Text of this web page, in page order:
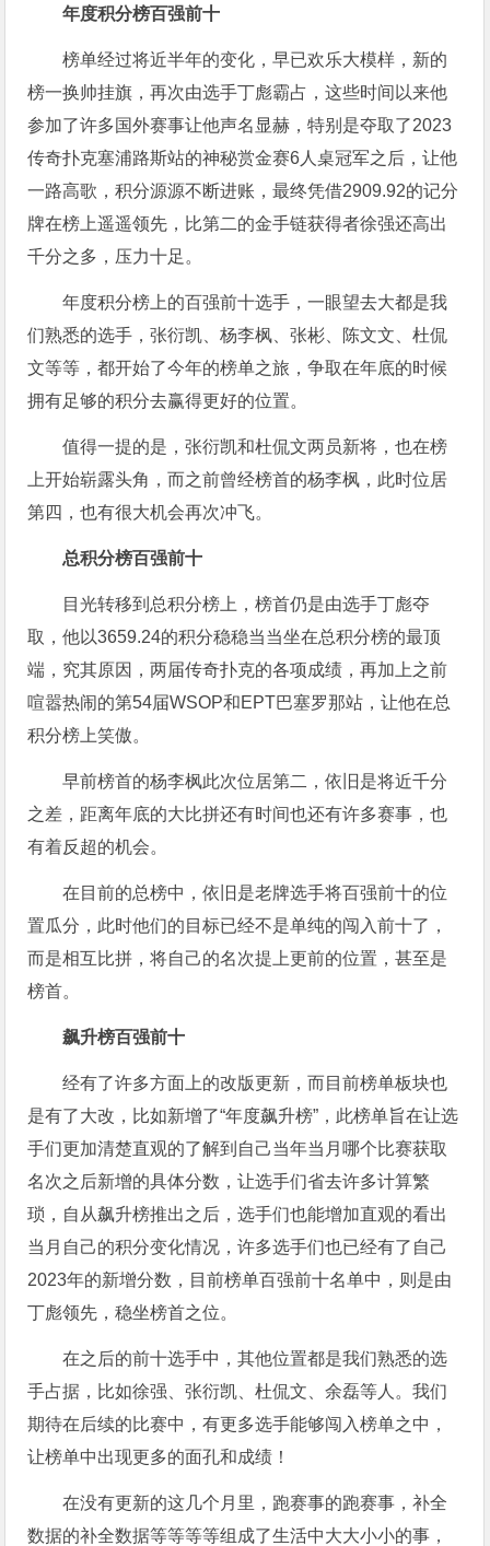
年度积分榜百强前十
榜单经过将近半年的变化，早已欢乐大模样，新的
榜一换帅挂旗，再次由选手丁彪霸占，这些时间以来他
参加了许多国外赛事让他声名显赫，特别是夺取了2023
传奇扑克塞浦路斯站的神秘赏金赛6人桌冠军之后，让他
一路高歌，积分源源不断进账，最终凭借2909.92的记分
牌在榜上遥遥领先，比第二的金手链获得者徐强还高出
千分之多，压力十足。
年度积分榜上的百强前十选手，一眼望去大都是我
们熟悉的选手，张衍凯、杨李枫、张彬、陈文文、杜侃
文等等，都开始了今年的榜单之旅，争取在年底的时候
拥有足够的积分去赢得更好的位置。
值得一提的是，张衍凯和杜侃文两员新将，也在榜
上开始崭露头角，而之前曾经榜首的杨李枫，此时位居
第四，也有很大机会再次冲飞。
总积分榜百强前十
目光转移到总积分榜上，榜首仍是由选手丁彪夺
取，他以3659.24的积分稳稳当当坐在总积分榜的最顶
端，究其原因，两届传奇扑克的各项成绩，再加上之前
喧嚣热闹的第54届WSOP和EPT巴塞罗那站，让他在总
积分榜上笑傲。
早前榜首的杨李枫此次位居第二，依旧是将近千分
之差，距离年底的大比拼还有时间也还有许多赛事，也
有着反超的机会。
在目前的总榜中，依旧是老牌选手将百强前十的位
置瓜分，此时他们的目标已经不是单纯的闯入前十了，
而是相互比拼，将自己的名次提上更前的位置，甚至是
榜首。
飙升榜百强前十
经有了许多方面上的改版更新，而目前榜单板块也
是有了大改，比如新增了“年度飙升榜”，此榜单旨在让选
手们更加清楚直观的了解到自己当年当月哪个比赛获取
名次之后新增的具体分数，让选手们省去许多计算繁
琐，自从飙升榜推出之后，选手们也能增加直观的看出
当月自己的积分变化情况，许多选手们也已经有了自己
2023年的新增分数，目前榜单百强前十名单中，则是由
丁彪领先，稳坐榜首之位。
在之后的前十选手中，其他位置都是我们熟悉的选
手占据，比如徐强、张衍凯、杜侃文、余磊等人。我们
期待在后续的比赛中，有更多选手能够闯入榜单之中，
让榜单中出现更多的面孔和成绩！
在没有更新的这几个月里，跑赛事的跑赛事，补全
数据的补全数据等等等等组成了生活中大大小小的事，